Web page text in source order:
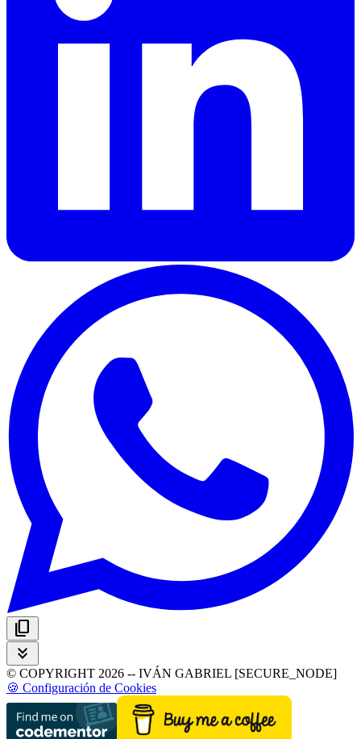
content_copy
keyboard_double_arrow_down
© COPYRIGHT 2026 -- IVÁN GABRIEL [SECURE_NODE]
🍪 Configuración de Cookies